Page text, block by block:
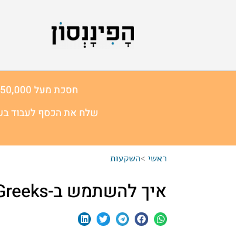
חסכת מעל 50,000?
שלח את הכסף לעבוד
ראשי>השקעות
איך להשתמש ב-Greeks באופציות?